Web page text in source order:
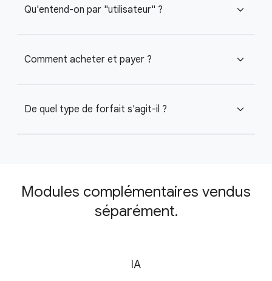
Qu'entend-on par "utilisateur" ? expand_more
Comment acheter et payer ? expand_more
De quel type de forfait s'agit-il ? expand_more
Modules complémentaires vendus
séparément.
IA